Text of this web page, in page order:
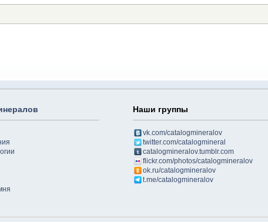
Наши группы
vk.com/catalogmineralov
twitter.com/catalogmineral
catalogmineralov.tumblr.com
flickr.com/photos/catalogmineralov
ok.ru/catalogmineralov
t.me/catalogmineralov